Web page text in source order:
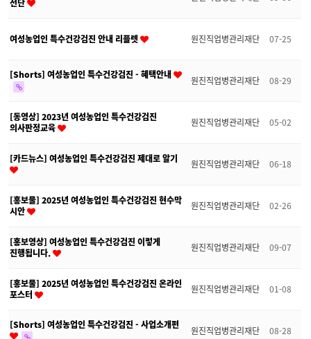
전단
여성농업인 특수건강검진 안내 리플렛 원진직업병관리재단 07-25
[Shorts] 여성농업인 특수건강검진 - 혜택안내 원진직업병관리재단 08-29
[동영상] 2023년 여성농업인 특수건강검진
의사판정교육
원진직업병관리재단 05-02
[카드뉴스] 여성농업인 특수건강검진 제대로 알기 원진직업병관리재단 06-18
[홍보물] 2025년 여성농업인 특수건강검진 현수막
시안
원진직업병관리재단 02-26
[홍보영상] 여성농업인 특수건강검진 이렇게
진행됩니다.
원진직업병관리재단 09-07
[홍보물] 2025년 여성농업인 특수건강검진 온라인
포스터
원진직업병관리재단 01-08
[Shorts] 여성농업인 특수건강검진 - 사업소개편 원진직업병관리재단 08-28